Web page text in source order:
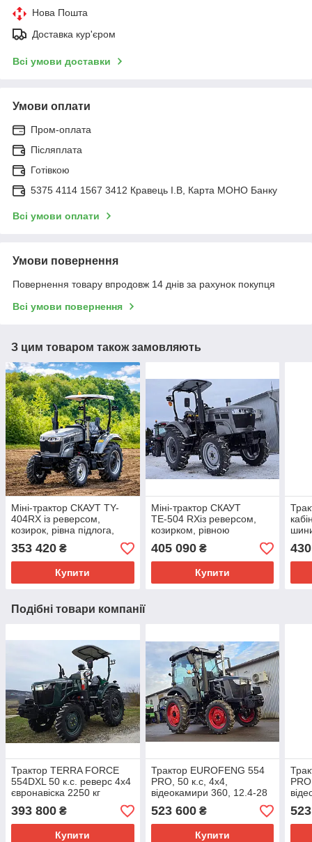
Нова Пошта
Доставка кур'єром
Всі умови доставки
Умови оплати
Пром-оплата
Післяплата
Готівкою
5375 4114 1567 3412 Кравець І.В, Карта МОНО Банку
Всі умови оплати
Умови повернення
Повернення товару впродовж 14 днів за рахунок покупця
Всі умови повернення
З цим товаром також замовляють
Міні-трактор СКАУТ TY-
404RX із реверсом,
козирок, рівна підлога,
вага 1950 кг, 2 режими
ВВП, додаткове освітленн
353 420 ₴
Купити
Міні-трактор СКАУТ
ТЕ-504 RXіз реверсом,
козирком, рівною
підлогою, реверсом, 2х
зчеплення, 2
гідроциліндри
405 090₴
Купити
Подібні товари компанії
Трактор TERRA FORCE
554DXL 50 к.с. реверс 4х4
євронавіска 2250 кг
393 800 ₴
Купити
Трактор EUROFENG 554
PRO, 50 к.с, 4х4,
відеокамири 360, 12.4-28
2600 кг, євронавіска 1000
кг
523 600₴
Купити
кг